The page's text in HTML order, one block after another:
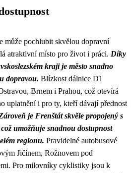
může pochlubit skvělou dopravní
atraktivní místo pro život i práci. Díky
kraji je město snadno
dopravou. Blízkost dálnice D1
Brnem i Prahou, což otevírá
uplatnění i pro ty, kteří dávají přednost
je Frenštát skvěle propojený s
umožňuje snadnou dostupnost
regionu. Pravidelné autobusové
Jičínem, Rožnovem pod
Pro milovníky cyklistiky jsou k